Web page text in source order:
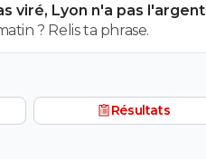
viré, Lyon n'a pas
Tu as pris tes cachets ce matin ? Relis ta phrase.
Résultats